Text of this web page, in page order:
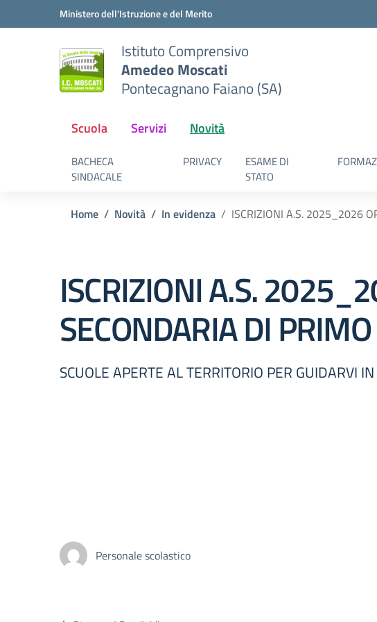
Vai ai contenuti
Vai al menu di navigazioneMinistero dell'Istruzione e del Merito
Istituto Comprensivo
Amedeo Moscati
Pontecagnano Faiano (SA)
Scuola Servizi Novità
BACHECA
SINDACALE
PRIVACY
ESAME DI
STATO
Home Novità In evidenza ISCRIZIONI A.S. 2025_2026
ISCRIZIONI A.S.
SECONDARIA DI
SCUOLE APERTE AL TERRITORIO PER GUIDARVI
Personale scolastico